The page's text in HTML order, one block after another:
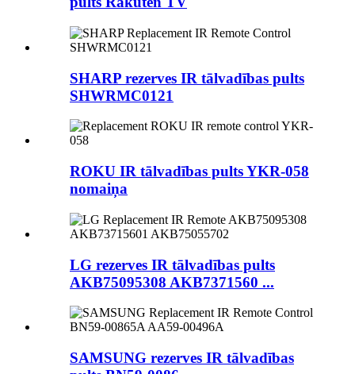
SHARP rezerves IR tālvadības pults
SHWRMC0121
ROKU IR tālvadības pults YKR-058
nomaiņa
LG rezerves IR tālvadības pults
AKB75095308 AKB7371560 ...
SAMSUNG rezerves IR tālvadības